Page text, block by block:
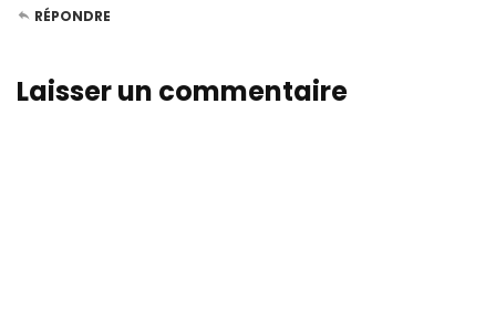
RÉPONDRE
Laisser un commentaire